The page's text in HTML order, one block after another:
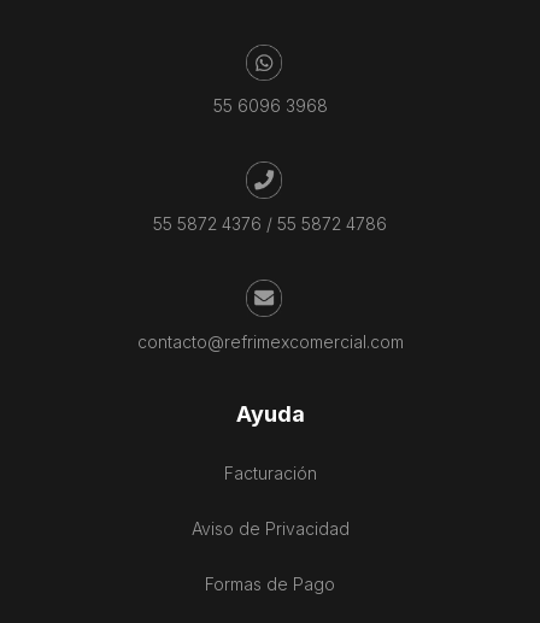
55 6096 3968
55 5872 4376 / 55 5872 4786
contacto@refrimexcomercial.com
Ayuda
Facturación
Aviso de Privacidad
Formas de Pago